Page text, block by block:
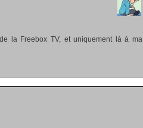
la Freebox TV, et uniquement là à ma